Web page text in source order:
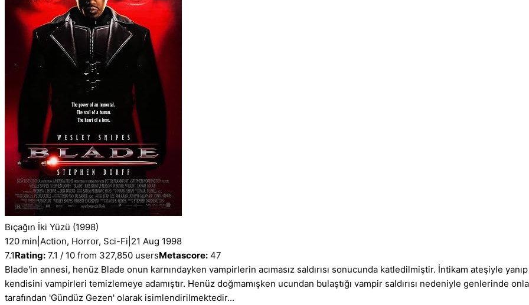
Bıçağın İki Yüzü (1998)
120 min Action, Horror, Sci-Fi 21 Aug 1998
7.1Rating: 7.1 / 10 from 327,850 usersMetascore: 47
Blade'in annesi, henüz Blade onun karnındayken vampirlerin acımasız saldırısı sonucunda katledilmiştir. İntikam ateşiyle
kendisini vampirleri temizlemeye adamıştır. Henüz doğmamışken ucundan bulaştığı vampir saldırısı nedeniyle genlerinde
tarafından 'Gündüz Gezen' olarak isimlendirilmektedir...